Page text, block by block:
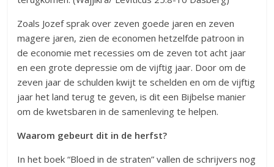
Zoals Jozef sprak over zeven goede jaren en zeven
magere jaren, zien de economen hetzelfde patroon in
de economie met recessies om de zeven tot acht jaar
en een grote depressie om de vijftig jaar. Door om de
zeven jaar de schulden kwijt te schelden en om de vijftig
jaar het land terug te geven, is dit een Bijbelse manier
om de kwetsbaren in de samenleving te helpen.
Waarom gebeurt dit in de herfst?
In het boek “Bloed in de straten” vallen de schrijvers nog